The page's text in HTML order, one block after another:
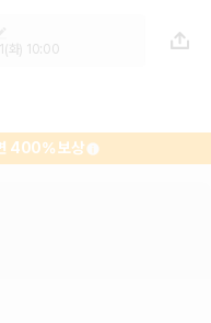
터카 가격비
아
화) 10:00
400% 보상